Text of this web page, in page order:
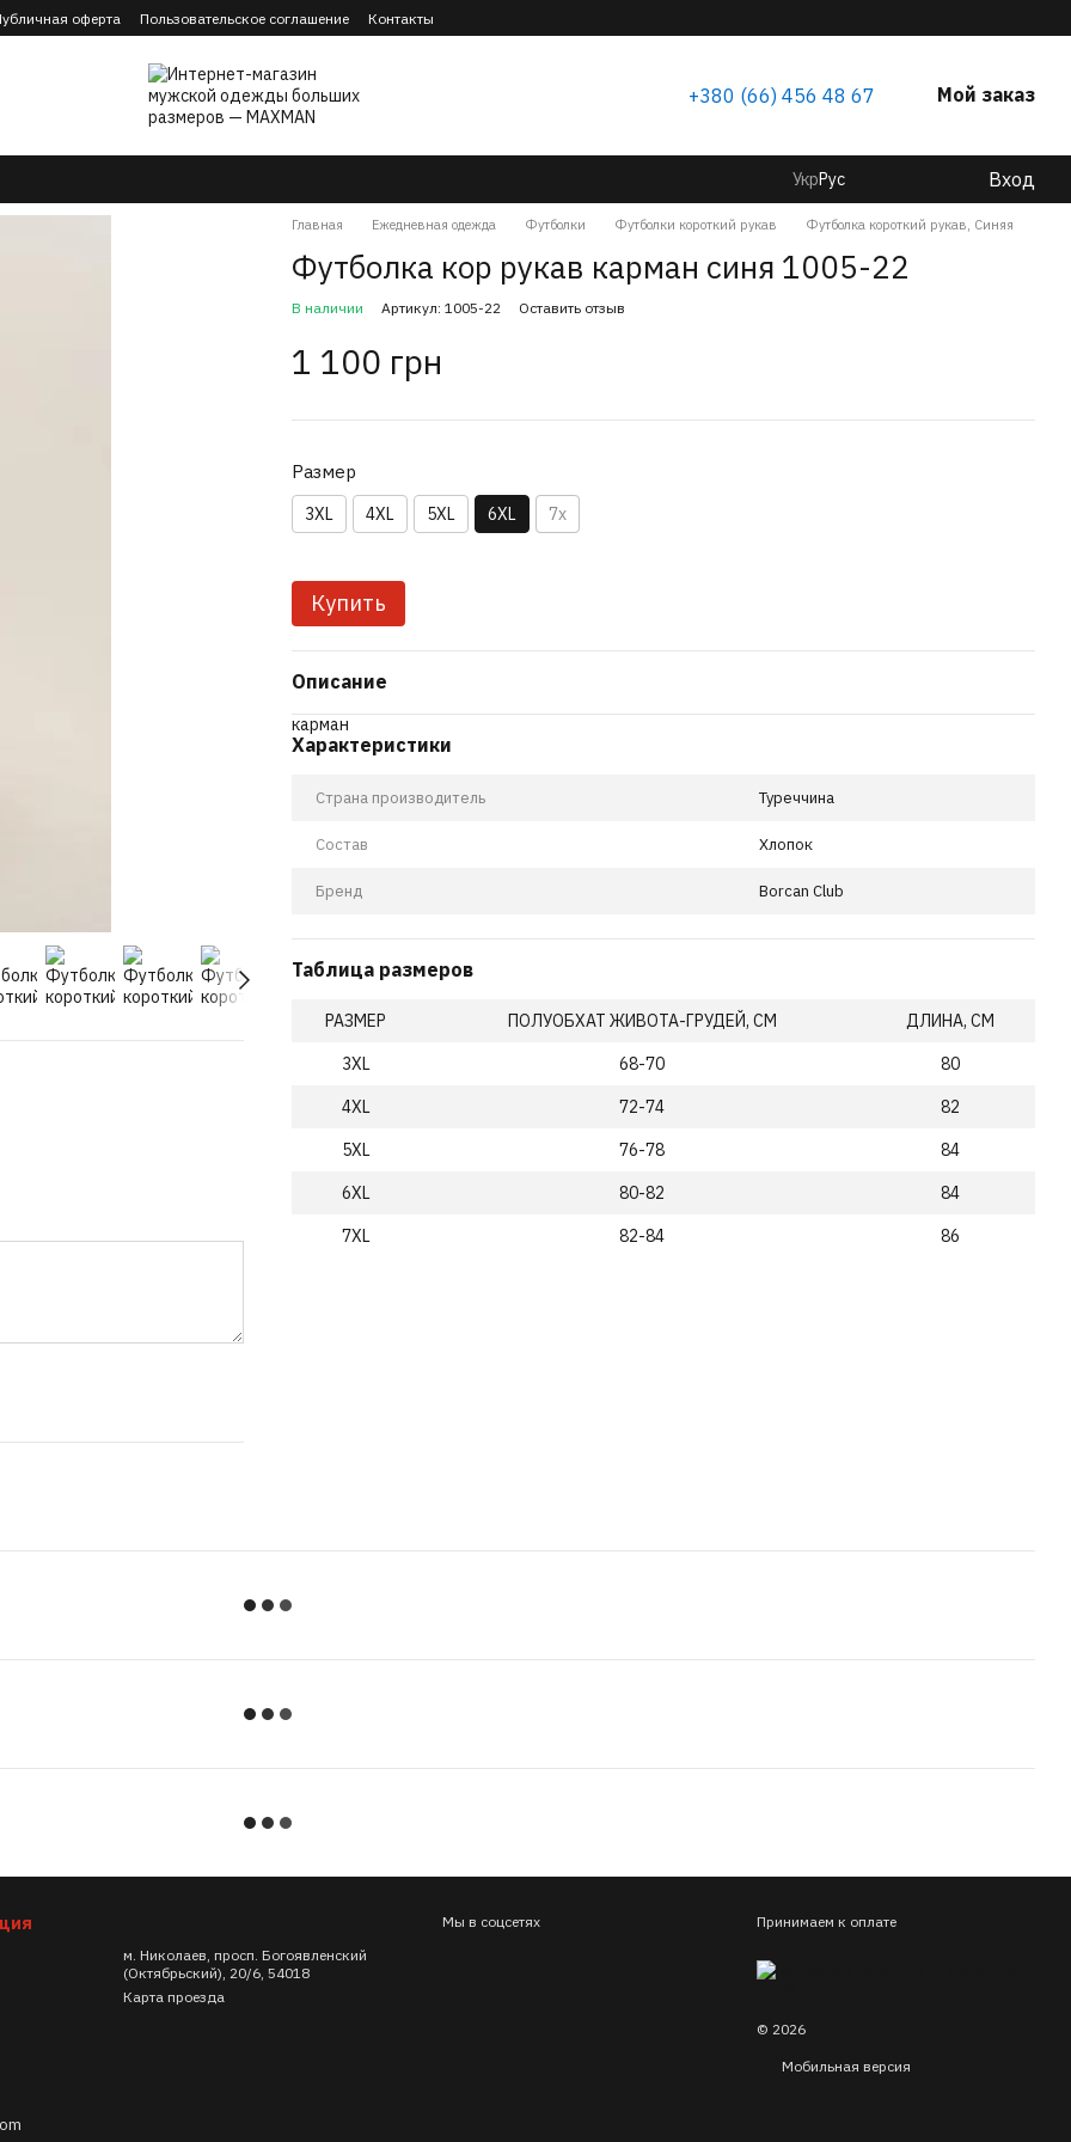
оферта Пользовательское соглашение Контакты
+380 (66) 456 48 67 Мой заказ
УкрРус Вход
Главная Ежедневная одежда Футболки Футболки короткий рукав Футболка короткий рукав, Синяя
Футболка кор рукав карман синя 1005-22
В наличии Артикул: 1005-22 Оставить отзыв
1 100 грн
Размер
3XL 4XL 5XL 6XL 7х
Купить
Описание
карман
Характеристики
Страна производитель Туреччина
Состав Хлопок
Бренд Borcan Club
Таблица размеров
РАЗМЕР ПОЛУОБХАТ ЖИВОТА-ГРУДЕЙ, СМ
ДЛИНА, СМ
3XL
68-70
80
4XL
72-74
82
5XL
76-78
84
6XL
80-82
84
7XL
82-84 86
м. Николаев, просп. Богоявленский
(Октябрьский), 20/6, 54018
Карта проезда
Мы в соцсетях Принимаем к оплате
© 2026
Мобильная версия